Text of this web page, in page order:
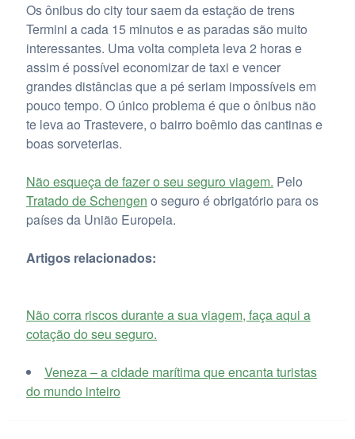
Os ônibus do city tour saem da estação de trens
Termini a cada 15 minutos e as paradas são muito
interessantes. Uma volta completa leva 2 horas e
assim é possível economizar de taxi e vencer
grandes distâncias que a pé seriam impossíveis em
pouco tempo. O único problema é que o ônibus não
te leva ao Trastevere, o bairro boêmio das cantinas e
boas sorveterias.
Não esqueça de fazer o seu seguro viagem. Pelo
Tratado de Schengen o seguro é obrigatório para os
países da União Europeia.
Artigos relacionados:
Não corra riscos durante a sua viagem, faça aqui a
cotação do seu seguro.
Veneza – a cidade marítima que encanta turistas
do mundo inteiro